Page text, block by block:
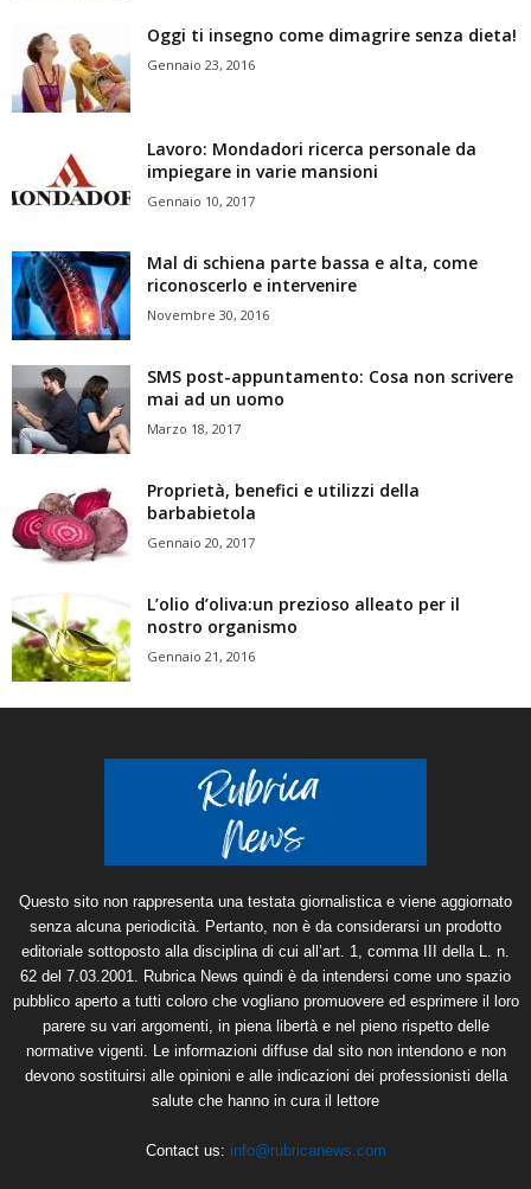
Oggi ti insegno come dimagrire senza dieta!
Gennaio 23, 2016
Lavoro: Mondadori ricerca personale da
impiegare in varie mansioni
Gennaio 10, 2017
Mal di schiena parte bassa e alta, come
riconoscerlo e intervenire
Novembre 30, 2016
SMS post-appuntamento: Cosa non scrivere
mai ad un uomo
Marzo 18, 2017
Proprietà, benefici e utilizzi della
barbabietola
Gennaio 20, 2017
L’olio d’oliva:un prezioso alleato per il
nostro organismo
Gennaio 21, 2016
Questo sito non rappresenta una testata giornalistica e viene aggiornato
senza alcuna periodicità. Pertanto, non è da considerarsi un prodotto
editoriale sottoposto alla disciplina di cui all’art. 1, comma III della L. n.
62 del 7.03.2001. Rubrica News quindi è da intendersi come uno spazio
pubblico aperto a tutti coloro che vogliano promuovere ed esprimere il loro
parere su vari argomenti, in piena libertà e nel pieno rispetto delle
normative vigenti. Le informazioni diffuse dal sito non intendono e non
devono sostituirsi alle opinioni e alle indicazioni dei professionisti della
salute che hanno in cura il lettore
Contact us: info@rubricanews.com